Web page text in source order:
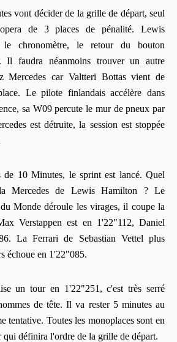
vont décider de la grille de départ, seul
de 3 places de pénalité. Lewis
le chronomètre, le retour du bouton
Il faudra néanmoins trouver un autre
Mercedes car Valtteri Bottas vient de
Le pilote finlandais accélère dans
sa W09 percute le mur de pneux par
est détruite, la session est stoppée
de 10 Minutes, le sprint est lancé. Quel
Mercedes de Lewis Hamilton ? Le
Monde déroule les virages, il coupe la
Verstappen est en 1'22"112, Daniel
La Ferrari de Sebastian Vettel plus
échoue en 1'22"085.
un tour en 1'22"251, c'est très serré
de tête. Il va rester 5 minutes au
tentative. Toutes les monoplaces sont en
définira l'ordre de la grille de départ.